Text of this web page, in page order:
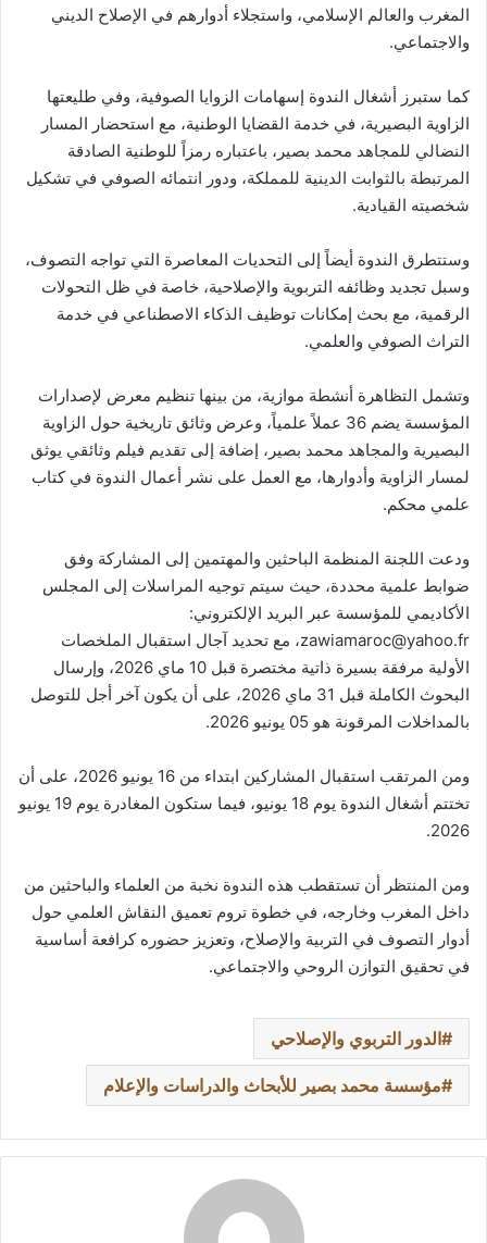
المغرب والعالم الإسلامي، واستجلاء أدوارهم في الإصلاح الديني
والاجتماعي.
كما ستبرز أشغال الندوة إسهامات الزوايا الصوفية، وفي طليعتها
الزاوية البصيرية، في خدمة القضايا الوطنية، مع استحضار المسار
النضالي للمجاهد محمد بصير، باعتباره رمزاً للوطنية الصادقة
المرتبطة بالثوابت الدينية للمملكة، ودور انتمائه الصوفي في تشكيل
شخصيته القيادية.
وستتطرق الندوة أيضاً إلى التحديات المعاصرة التي تواجه التصوف،
وسبل تجديد وظائفه التربوية والإصلاحية، خاصة في ظل التحولات
الرقمية، مع بحث إمكانات توظيف الذكاء الاصطناعي في خدمة
التراث الصوفي والعلمي.
وتشمل التظاهرة أنشطة موازية، من بينها تنظيم معرض لإصدارات
المؤسسة يضم 36 عملاً علمياً، وعرض وثائق تاريخية حول الزاوية
البصيرية والمجاهد محمد بصير، إضافة إلى تقديم فيلم وثائقي يوثق
لمسار الزاوية وأدوارها، مع العمل على نشر أعمال الندوة في كتاب
علمي محكم.
ودعت اللجنة المنظمة الباحثين والمهتمين إلى المشاركة وفق
ضوابط علمية محددة، حيث سيتم توجيه المراسلات إلى المجلس
الأكاديمي للمؤسسة عبر البريد الإلكتروني:
zawiamaroc@yahoo.fr، مع تحديد آجال استقبال الملخصات
الأولية مرفقة بسيرة ذاتية مختصرة قبل 10 ماي 2026، وإرسال
البحوث الكاملة قبل 31 ماي 2026، على أن يكون آخر أجل للتوصل
بالمداخلات المرقونة هو 05 يونيو 2026.
ومن المرتقب استقبال المشاركين ابتداء من 16 يونيو 2026، على أن
تختتم أشغال الندوة يوم 18 يونيو، فيما ستكون المغادرة يوم 19 يونيو
2026.
ومن المنتظر أن تستقطب هذه الندوة نخبة من العلماء والباحثين من
داخل المغرب وخارجه، في خطوة تروم تعميق النقاش العلمي حول
أدوار التصوف في التربية والإصلاح، وتعزيز حضوره كرافعة أساسية
في تحقيق التوازن الروحي والاجتماعي.
الدور التربوي والإصلاحي
مؤسسة محمد بصير للأبحاث والدراسات والإعلام